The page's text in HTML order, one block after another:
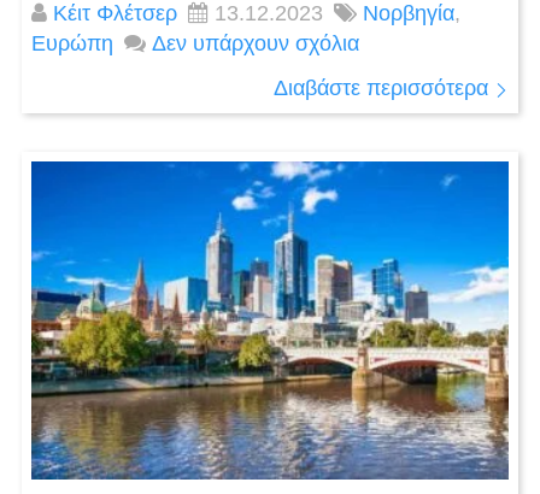
Κέιτ Φλέτσερ 13.12.2023 Νορβηγία,
Ευρώπη
Δεν υπάρχουν σχόλια
Διαβάστε περισσότερα